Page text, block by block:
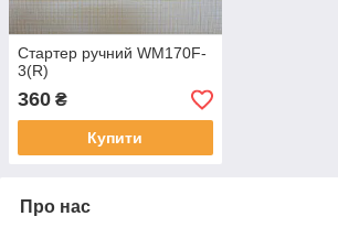
Стартер ручний WM170F-
3(R)
360 ₴
Купити
Про нас